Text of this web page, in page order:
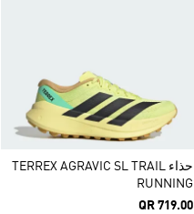
حذاء TERREX AGRAVIC SL TRAIL
RUNNING
QR 719.00